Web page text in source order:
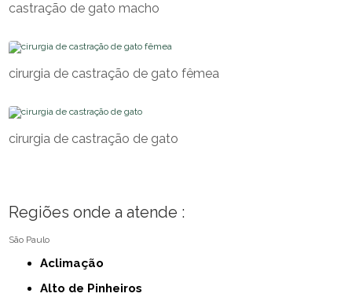
castração de gato macho
cirurgia de castração de gato fêmea
cirurgia de castração de gato
Regiões onde a atende :
São Paulo
Aclimação
Alto de Pinheiros